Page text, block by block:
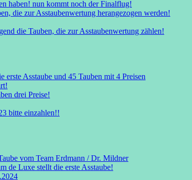
haben! nun kommt noch der Finalflug!
die zur Asstaubenwertung herangezogen werden!
die Tauben, die zur Asstaubenwertung zählen!
Asstaube und 45 Tauben mit 4 Preisen
drei Preise!
bitte einzahlen!!
vom Team Erdmann / Dr. Mildner
de Luxe stellt die erste Asstaube!